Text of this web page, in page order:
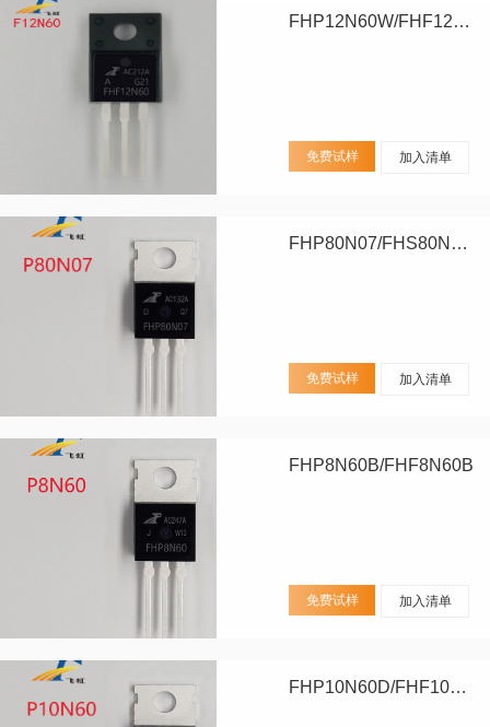
FHP12N60W/FHF12N60W
免费试样 加入清单
FHP80N07/FHS80N07/FHD80N07
免费试样 加入清单
FHP8N60B/FHF8N60B
免费试样 加入清单
FHP10N60D/FHF10N60D